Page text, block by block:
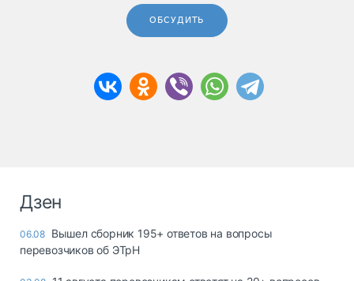
ОБСУДИТЬ
Дзен
06.08 Вышел сборник 195+ ответов на вопросы
перевозчиков об ЭТрН